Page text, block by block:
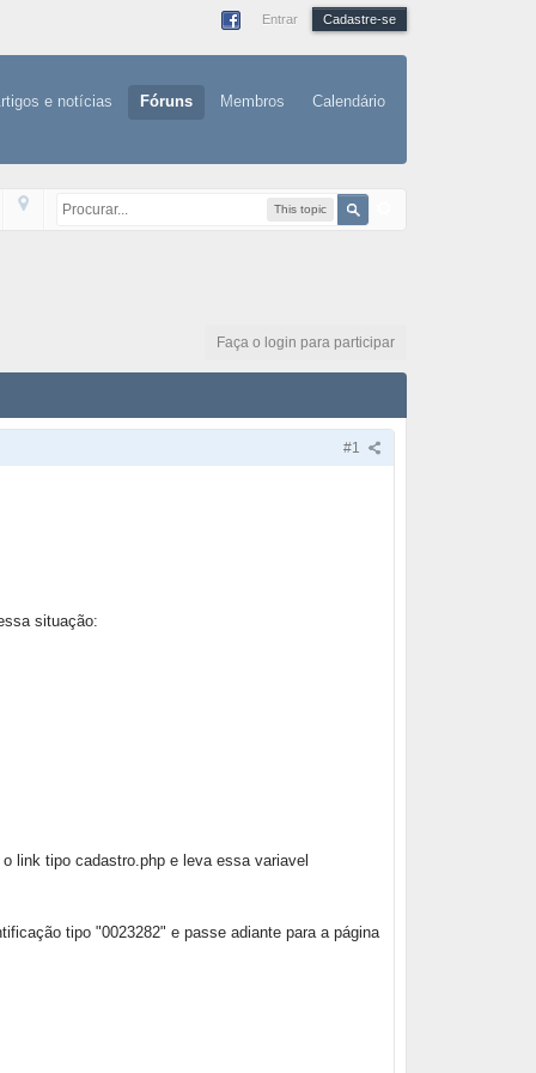
Entrar Cadastre-se
e notícias Fóruns Membros Calendário
This topic
Faça o login para participar
#1
situação:
link tipo cadastro.php e leva essa variavel
tipo "0023282" e passe adiante para a página